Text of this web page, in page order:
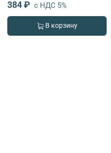
384 ₽ с НДС 5%
В корзину